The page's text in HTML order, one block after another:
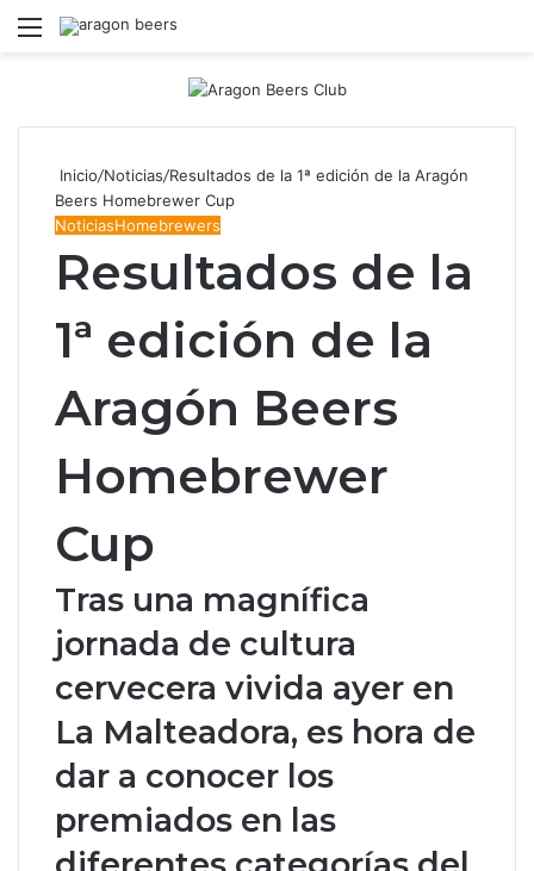
Menú
Inicio/Noticias/Resultados de la 1ª edición de la Aragón
Beers Homebrewer Cup
NoticiasHomebrewers
Resultados de la
1ª edición de la
Aragón Beers
Homebrewer
Cup
Tras una magnífica
jornada de cultura
cervecera vivida ayer en
La Malteadora, es hora de
dar a conocer los
premiados en las